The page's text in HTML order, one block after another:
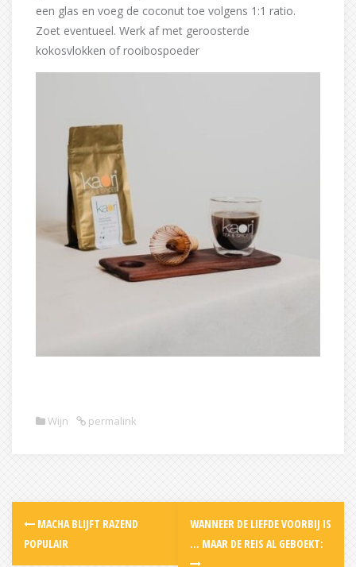
een glas en voeg de coconut toe volgens 1:1 ratio.
Zoet eventueel. Werk af met geroosterde
kokosvlokken of rooibospoeder
Wijn permalink
Post
navigation
MACHA BLIJFT RAZEND
POPULAIR
WANNEER DE LIEFDE VOORBIJ IS
… MAAR DE REIS AL GEBOEKT: